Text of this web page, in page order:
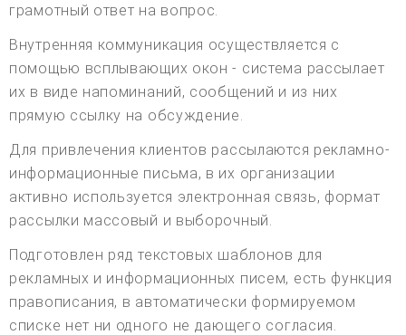
грамотный ответ на вопрос.
Внутренняя коммуникация осуществляется с
помощью всплывающих окон - система рассылает
их в виде напоминаний, сообщений и из них
прямую ссылку на обсуждение.
Для привлечения клиентов рассылаются рекламно-
информационные письма, в их организации
активно используется электронная связь, формат
рассылки массовый и выборочный.
Подготовлен ряд текстовых шаблонов для
рекламных и информационных писем, есть функция
правописания, в автоматически формируемом
списке нет ни одного не дающего согласия.